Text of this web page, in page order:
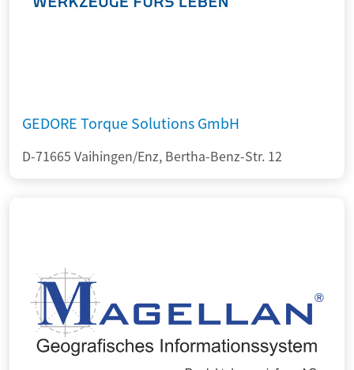
GEDORE Torque Solutions GmbH
D-71665 Vaihingen/Enz, Bertha-Benz-Str. 12